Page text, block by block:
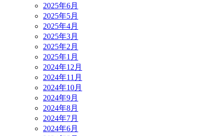
2025年6月
2025年5月
2025年4月
2025年3月
2025年2月
2025年1月
2024年12月
2024年11月
2024年10月
2024年9月
2024年8月
2024年7月
2024年6月